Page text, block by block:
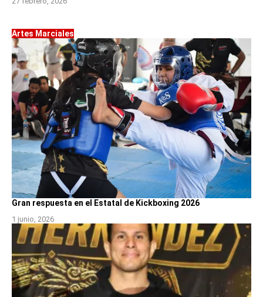
Artes Marciales
Gran respuesta en el Estatal de Kickboxing 2026
1 junio, 2026